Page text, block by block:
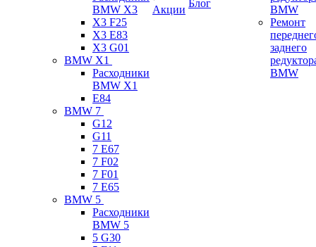
BMW X3
X3 F25
X3 E83
X3 G01
BMW X1
Расходники
BMW X1
E84
BMW 7
G12
G11
7 Е67
7 F02
7 F01
7 E65
BMW 5
Расходники
BMW 5
5 G30
Акции
Блог
BMW
Ремонт
заднего
BMW